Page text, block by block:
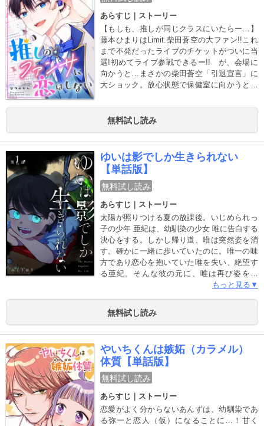
あらすじ｜ストーリー
【もしも、推しが同じクラスにいたらー…】
藤本ひまりはLimit.柴田蒼空の大ファン!!これ
まで不発だったライブのチケットがついに当
選!初めてライブ参戦できるー!! が、会場に
向かうと…まさかの柴田蒼空「引退宣言」に
大ショック。放心状態で保健室に向かうと、
元大人気アイドルと夢キュンなスクールライ
フが始まる第1巻!（初出：GANMA!1～6話掲
無料試し読み
ゆいは影でしか生きられない
【単話版】
無料試し読み
あらすじ｜ストーリー
太陽が照りつける夏の放課後。いじめられっ
子の少年 亜紀は、幼馴染の少女 唯に告白する
決心をする。しかし帰り道、唯は突然姿を消
す。確かに一緒に歩いていたのに。唯一の味
方であり恋心を抱いていた唯を失い、絶望す
る亜紀。そんな彼の元に、唯は再び姿を現
す。「私、影になったんだよ」彼女の姿は異
うに移動する。影さえあれば自由に出入りで
きる。地面でも、天井でも、ヒトの体でも…
いとは裏腹に「影」の悪夢は彼らを呑みこん
でいくーー
もっと見る▼
無料試し読み
やいちくんは嫉妬（カラメル）
体質【単話版】
無料試し読み
あらすじ｜ストーリー
恋愛がよく分からないあんずは、幼馴染であ
る弥一と恋人（仮）になることに…！甘く